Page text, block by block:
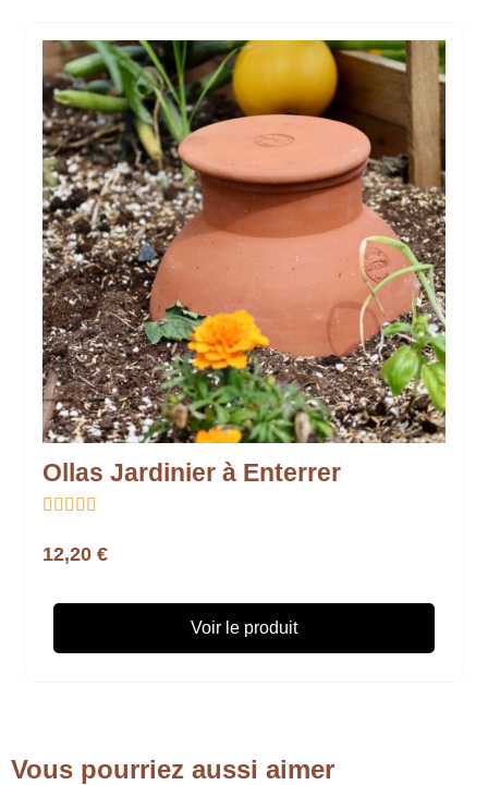
Ollas Jardinier à Enterrer
    
12,20 €
Voir le produit
Vous pourriez aussi aimer